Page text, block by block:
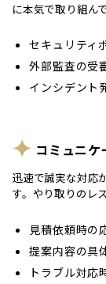
に本気で取り組ん
セキュリティ
外部監査の受
インシデント
コミュニ
迅速で誠実な対応
す。やり取りのレ
見積依頼時の
提案内容の具
トラブル対応